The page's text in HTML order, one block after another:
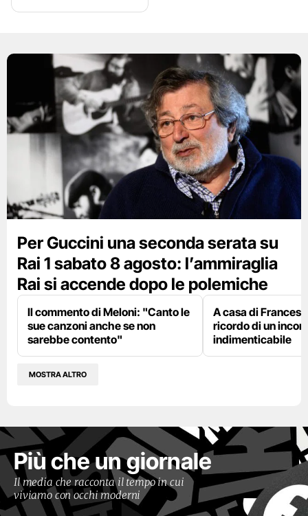
Per Guccini una seconda serata su
Rai 1 sabato 8 agosto: l’ammiraglia
Rai si accende dopo le polemiche
Il commento di Meloni: "Canto le
sue canzoni anche se non
sarebbe contento"
A casa di
ricordo di un
indimenticabile
MOSTRA ALTRO
Più che un giornale
Il media che racconta il tempo in cui
viviamo con occhi moderni